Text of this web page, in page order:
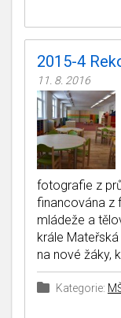
2015-4
11. 8. 2016
fotografie z
financována z
mládeže a
krále
na nové žáky,
Kategorie: